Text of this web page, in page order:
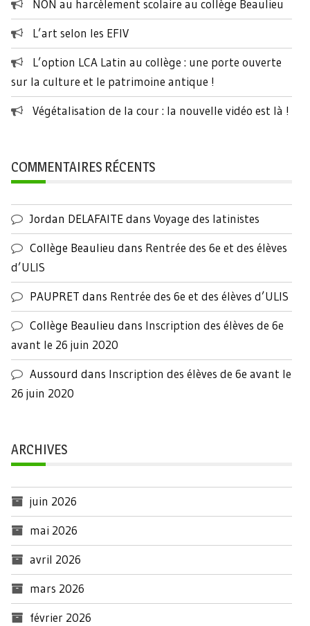
NON au harcèlement scolaire au collège Beaulieu
L’art selon les EFIV
L’option LCA Latin au collège : une porte ouverte
sur la culture et le patrimoine antique !
Végétalisation de la cour : la nouvelle vidéo est là !
COMMENTAIRES RÉCENTS
Jordan DELAFAITEdans Voyage des latinistes
Collège Beaulieu dans Rentrée des 6e et des élèves
d’ULIS
PAUPRET dans Rentrée des 6e et des élèves d’ULIS
Collège Beaulieu dans Inscription des élèves de 6e
avant le 26 juin 2020
Aussourd dans Inscription des élèves de 6e avant le
26 juin 2020
ARCHIVES
juin 2026
mai 2026
avril 2026
mars 2026
février 2026